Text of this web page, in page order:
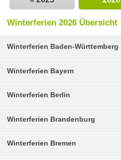
Winterferien 2026 Übersicht
Winterferien Baden-Württemberg
Winterferien Bayern
Winterferien Berlin
Winterferien Brandenburg
Winterferien Bremen